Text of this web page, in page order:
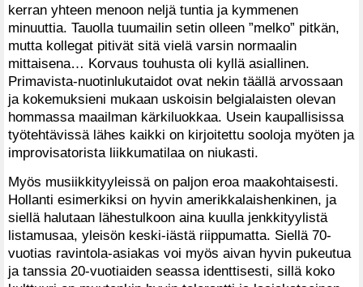
kerran yhteen menoon neljä tuntia ja kymmenen
minuuttia. Tauolla tuumailin setin olleen ”melko” pitkän,
mutta kollegat pitivät sitä vielä varsin normaalin
mittaisena… Korvaus touhusta oli kyllä asiallinen.
Primavista-nuotinlukutaidot ovat nekin täällä arvossaan
ja kokemuksieni mukaan uskoisin belgialaisten olevan
hommassa maailman kärkiluokkaa. Usein kaupallisissa
työtehtävissä lähes kaikki on kirjoitettu sooloja myöten ja
improvisatorista liikkumatilaa on niukasti.
Myös musiikkityyleissä on paljon eroa maakohtaisesti.
Hollanti esimerkiksi on hyvin amerikkalaishenkinen, ja
siellä halutaan lähestulkoon aina kuulla jenkkityylistä
listamusaa, yleisön keski-iästä riippumatta. Siellä 70-
vuotias ravintola-asiakas voi myös aivan hyvin pukeutua
ja tanssia 20-vuotiaiden seassa identtisesti, sillä koko